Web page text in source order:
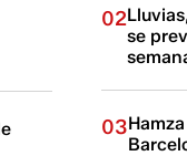
02
se
03